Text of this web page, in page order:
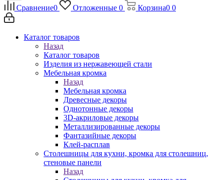
Сравнение0 Отложенные 0 Корзина0 0
Каталог товаров
Назад
Каталог товаров
Изделия из нержавеющей стали
Мебельная кромка
Назад
Мебельная кромка
Древесные декоры
Однотонные декоры
3D-акриловые декоры
Металлизированные декоры
Фантазийные декоры
Клей-расплав
Столешницы для кухни, кромка для столешниц,
стеновые панели
Назад